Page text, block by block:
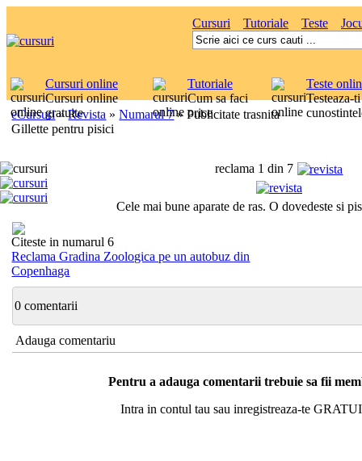
Cursuri Tutoriale Teste
Cursuri online
Cursuri online
gratuite
Tutoriale
Cum sa faci
orice
Teste
Testeaza-ti
eCursuri»Revista »Numarul 7»Publicitate trasnita
Gillette pentru pisici
reclama 1 din 7
Cele mai bune aparate de ras. O dovedeste si
Citeste in numarul 6
Reclama Gradina Zoologica pe un autobuz din
Copenhaga
0 comentarii
Adauga comentariu
Pentru a adauga comentarii trebuie sa fii
Intra in contul tau sau inregistreaza-te